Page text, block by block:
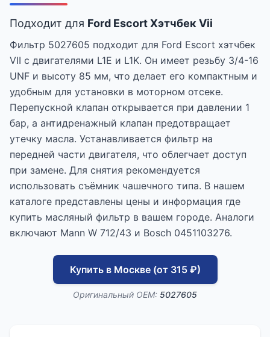
Подходит для Ford Escort Хэтчбек Vii
Фильтр 5027605 подходит для Ford Escort хэтчбек
VII с двигателями L1E и L1K. Он имеет резьбу 3/4-16
UNF и высоту 85 мм, что делает его компактным и
удобным для установки в моторном отсеке.
Перепускной клапан открывается при давлении 1
бар, а антидренажный клапан предотвращает
утечку масла. Устанавливается фильтр на
передней части двигателя, что облегчает доступ
при замене. Для снятия рекомендуется
использовать съёмник чашечного типа. В нашем
каталоге представлены цены и информация где
купить масляный фильтр в вашем городе. Аналоги
включают Mann W 712/43 и Bosch 0451103276.
Купить в Москве (от 315 ₽)
Оригинальный OEM: 5027605